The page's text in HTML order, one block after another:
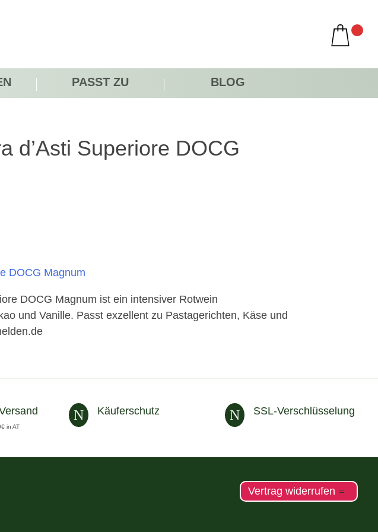
PASST ZU BLOG
d’Asti Superiore DOCG
DOCG Magnum ist ein intensiver Rotwein
und Vanille. Passt exzellent zu Pastagerichten, Käse und
in AT
N Käuferschutz N SSL-Verschlüsselung
Vertrag widerrufen